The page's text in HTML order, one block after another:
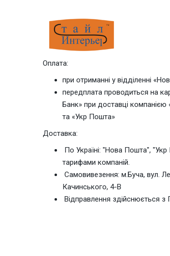
Оплата:
при отриманні у відділенні
передплата проводиться на
Банк» при доставці
та «Укр Пошта»
Доставка:
По Україні: "Нова Пошта",
тарифами компаній.
Cамовивезення: м.Буча, вул.
Качинського, 4-В
Відправлення здійснюється